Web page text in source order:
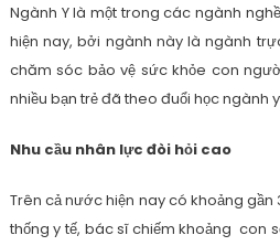
Ngành Y là một trong các ngành
hiện nay, bởi ngành này là ngành
chăm sóc bảo vệ sức khỏe con
nhiều bạn trẻ đã theo đuổi học ngành
Nhu cầu nhân lực đòi hỏi cao
Trên cả nước hiện nay có khoảng
thống y tế, bác sĩ chiếm khoảng con